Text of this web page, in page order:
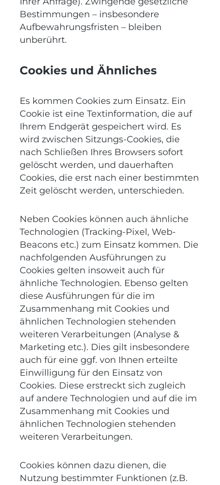
Bestimmungen – insbesondere
Aufbewahrungsfristen – bleiben
unberührt.
Cookies und Ähnliches
Es kommen Cookies zum Einsatz. Ein
Cookie ist eine Textinformation, die auf
Ihrem Endgerät gespeichert wird. Es
wird zwischen Sitzungs-Cookies, die
nach Schließen Ihres Browsers sofort
gelöscht werden, und dauerhaften
Cookies, die erst nach einer bestimmten
Zeit gelöscht werden, unterschieden.
Neben Cookies können auch ähnliche
Technologien (Tracking-Pixel, Web-
Beacons etc.) zum Einsatz kommen. Die
nachfolgenden Ausführungen zu
Cookies gelten insoweit auch für
ähnliche Technologien. Ebenso gelten
diese Ausführungen für die im
Zusammenhang mit Cookies und
ähnlichen Technologien stehenden
weiteren Verarbeitungen (Analyse &
Marketing etc.). Dies gilt insbesondere
auch für eine ggf. von Ihnen erteilte
Einwilligung für den Einsatz von
Cookies. Diese erstreckt sich zugleich
auf andere Technologien und auf die im
Zusammenhang mit Cookies und
ähnlichen Technologien stehenden
weiteren Verarbeitungen.
Cookies können dazu dienen, die
Nutzung bestimmter Funktionen (z.B.